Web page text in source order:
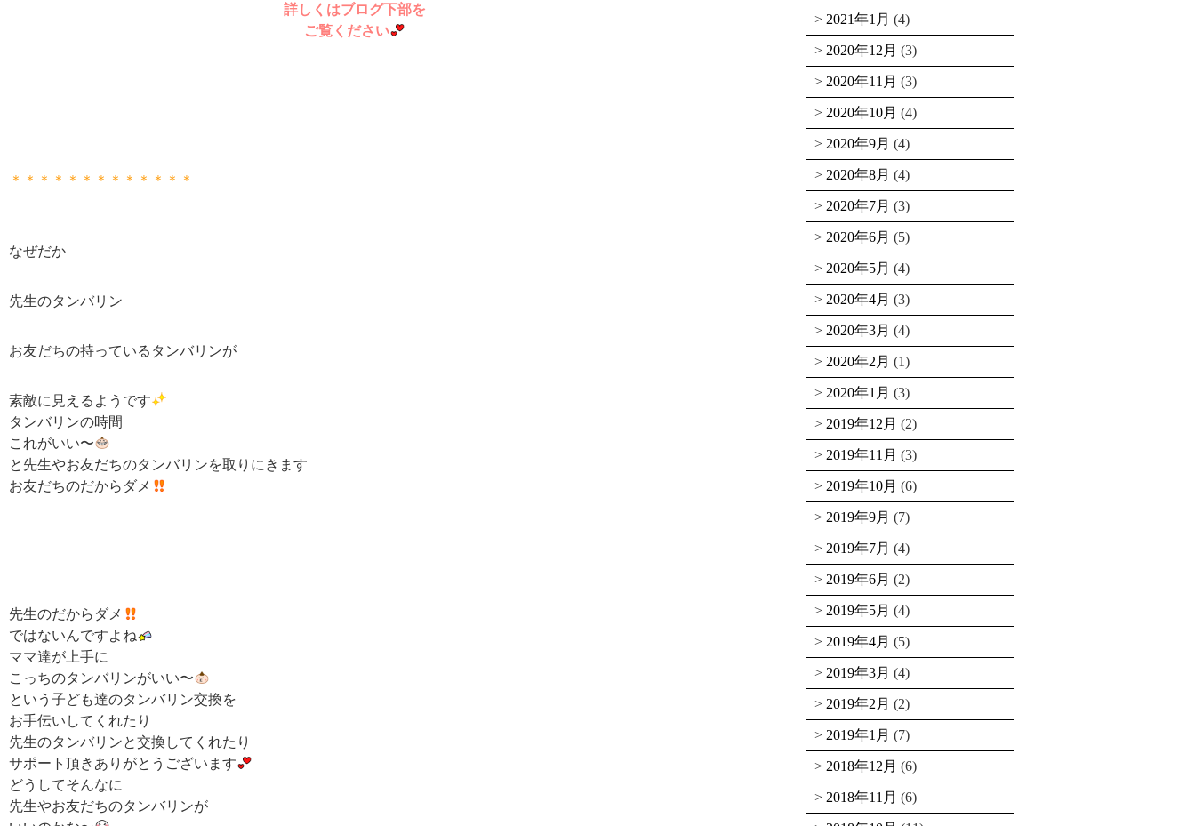
詳しくはブログ下部を
ご覧ください
＊＊＊＊＊＊＊＊＊＊＊＊＊
なぜだか
先生のタンバリン
お友だちの持っているタンバリンが
素敵に見えるようです
タンバリンの時間
これがいい〜
と先生やお友だちのタンバリンを取りにきます
お友だちのだからダメ
先生のだからダメ
ではないんですよね
ママ達が上手に
こっちのタンバリンがいい〜
という子ども達のタンバリン交換を
お手伝いしてくれたり
先生のタンバリンと交換してくれたり
サポート頂きありがとうございます
どうしてそんなに
先生やお友だちのタンバリンが
2021年1月 (4)
2020年12月 (3)
2020年11月 (3)
2020年10月 (4)
2020年9月 (4)
2020年8月 (4)
2020年7月 (3)
2020年6月 (5)
2020年5月 (4)
2020年4月 (3)
2020年3月 (4)
2020年2月 (1)
2020年1月 (3)
2019年12月 (2)
2019年11月 (3)
2019年10月 (6)
2019年9月 (7)
2019年7月 (4)
2019年6月 (2)
2019年5月 (4)
2019年4月 (5)
2019年3月 (4)
2019年2月 (2)
2019年1月 (7)
2018年12月 (6)
2018年11月 (6)